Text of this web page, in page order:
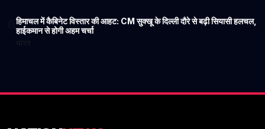
6हिमाचल में कैबिनेट विस्तार की आहट: CM सुक्खू के दिल्ली दौरे से बढ़ी सियासी हलचल,
हाईकमान से होगी अहम चर्चा